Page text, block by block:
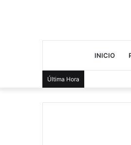
INICIO
Última Hora